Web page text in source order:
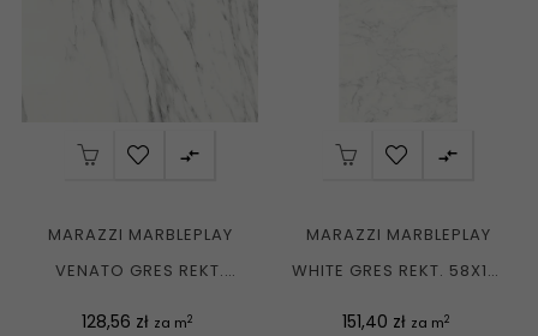

MARAZZI MARBLEPLAY
VENATO GRES REKT.
Cena
128,56 zł za m2

MARAZZI MARBLEPLAY
WHITE GRES REKT. 58X116
Cena
151,40 zł za m2